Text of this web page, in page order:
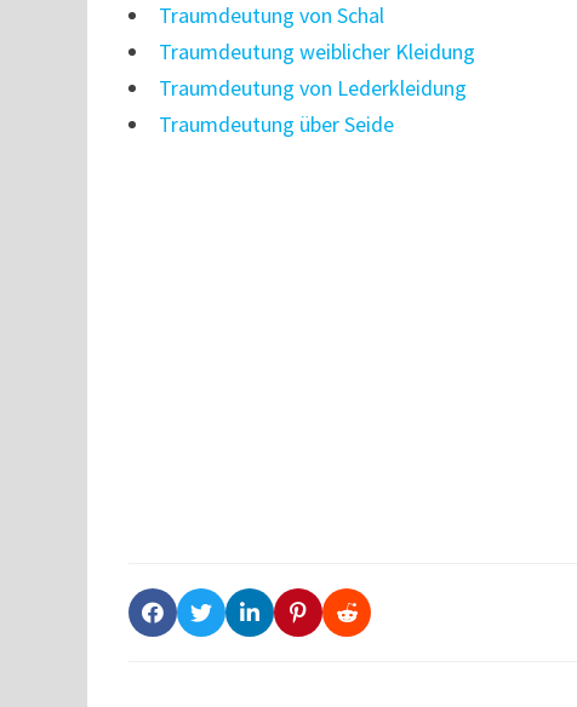
Traumdeutung von Schal
Traumdeutung weiblicher Kleidung
Traumdeutung von Lederkleidung
Traumdeutung über Seide